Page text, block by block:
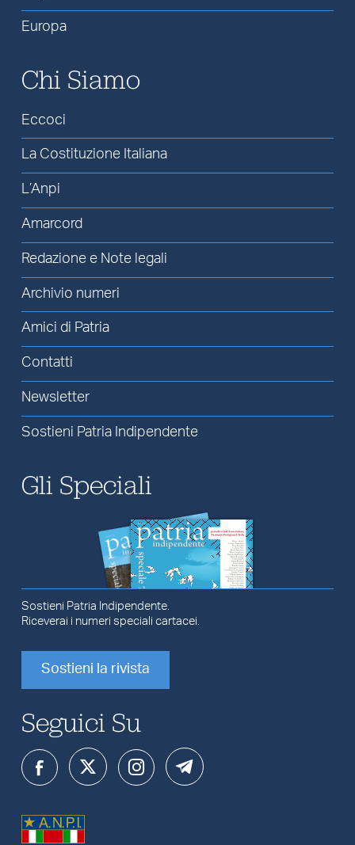
Europa
Chi Siamo
Eccoci
La Costituzione Italiana
L’Anpi
Amarcord
Redazione e Note legali
Archivio numeri
Amici di Patria
Contatti
Newsletter
Sostieni Patria Indipendente
Gli Speciali
Sostieni Patria Indipendente.
Riceverai i numeri speciali cartacei.
Sostieni la rivista
Seguici Su